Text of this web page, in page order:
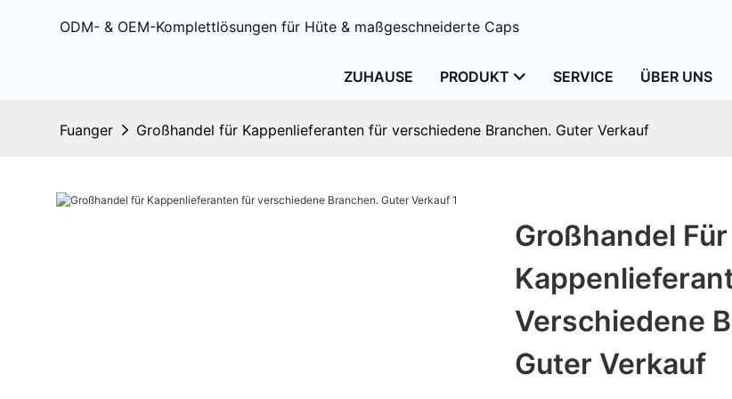
ODM- & OEM-Komplettlösungen für Hüte & maßgeschneiderte Caps
ZUHAUSE PRODUKT SERVICE ÜBER UNS
Fuanger Großhandel für Kappenlieferanten für verschiedene Branchen. Guter Verkauf
Großhandel Für
Verschiedene
Guter Verkauf